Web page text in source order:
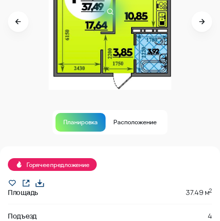
Планировка Расположение
Горячее предложение
Площадь 37.49 м2
Подъезд 4